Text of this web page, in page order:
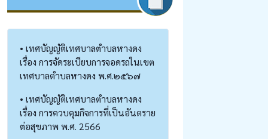
• เทศบัญญัติเทศบาลตำบลหางดง
เรื่อง การจัดระเบียบการจอดรถในเขต
เทศบาลตำบลหางดง พ.ศ.๒๕๖๗
• เทศบัญญัติเทศบาลตำบลหางดง
เรื่อง การควบคุมกิจการที่เป็นอันตราย
ต่อสุขภาพ พ.ศ. 2566